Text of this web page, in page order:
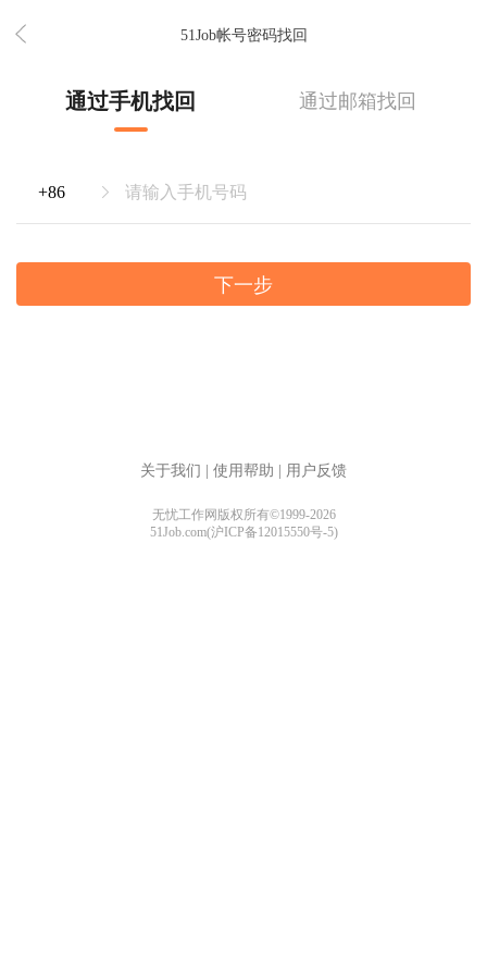
51Job帐号密码找回
通过手机找回 通过邮箱找回
下一步
关于我们 使用帮助 用户反馈
无忧工作网版权所有©1999-2026
51Job.com(沪ICP备12015550号-5)